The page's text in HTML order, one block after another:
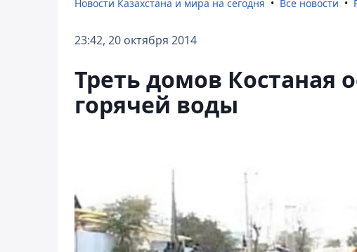
Новости Казахстана и мира на сегодня Все новости
23:42, 20 октября 2014
Треть домов Костаная
горячей воды